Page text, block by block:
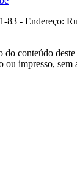
83 - Endereço:
do conteúdo
ou impresso, sem